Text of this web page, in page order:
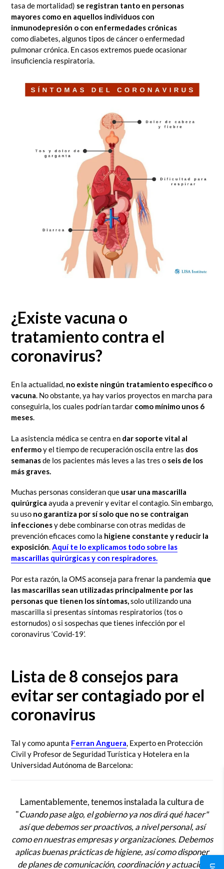
tasa de mortalidad) se registran tanto en personas
mayores como en aquellos individuos con
inmunodepresión o con enfermedades crónicas
como diabetes, algunos tipos de cáncer o enfermedad
pulmonar crónica. En casos extremos puede ocasionar
insuficiencia respiratoria.
¿Existe vacuna o
tratamiento contra el
coronavirus?
En la actualidad, no existe ningún tratamiento específico o
vacuna. No obstante, ya hay varios proyectos en marcha para
conseguirla, los cuales podrían tardar como mínimo unos 6
meses.
La asistencia médica se centra en dar soporte vital al
enfermoy el tiempo de recuperación oscila entre las dos
semanasde los pacientes más leves a las tres o seis de los
más graves.
Muchas personas consideran que usar una mascarilla
quirúrgica ayuda a prevenir y evitar el contagio. Sin embargo,
su uso no garantiza por sí solo que no se contraigan
infeccionesy ‎debe combinarse con otras medidas de
prevención eficaces como la higiene constante y reducir la
exposición.Aquí te lo explicamos todo sobre las
mascarillas quirúrgicas y con respiradores.
Por esta razón, ‎la OMS aconseja para frenar la pandemia que
las mascarillas sean utilizadas principalmente por las
personas que tienen los síntomas, solo utilizando una
mascarilla si presentas síntomas respiratorios ‎‎(tos o
estornudos) o si sospechas que tienes infección por el
coronavirus ‘Covid-19’.
Lista de 8 consejos para
evitar ser contagiado por el
coronavirus
Tal y como apunta Ferran Anguera, Experto en Protección
Civil y Profesor de Seguridad Turística y Hotelera en la
Universidad Autónoma de Barcelona:
Lamentablemente, tenemos instalada la cultura de
"Cuando pase algo, el gobierno ya nos dirá qué hacer"
así que debemos ser proactivos, a nivel personal, así
como en nuestras empresas y organizaciones. Debemos
aplicas buenas prácticas de higiene, así como disponer
de planes de comunicación, coordinación y actuación